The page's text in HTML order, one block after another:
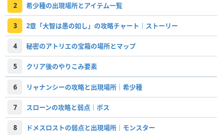
2 希少種の出現場所とアイテム一覧
3 2章「大智は愚の如し」の攻略チャート｜ストーリー
4 秘密のアトリエの宝箱の場所とマップ
5 クリア後のやりこみ要素
6 リャナンシーの攻略と出現場所｜希少種
7 スローンの攻略と弱点｜ボス
8 ドメスロストの弱点と出現場所｜モンスター